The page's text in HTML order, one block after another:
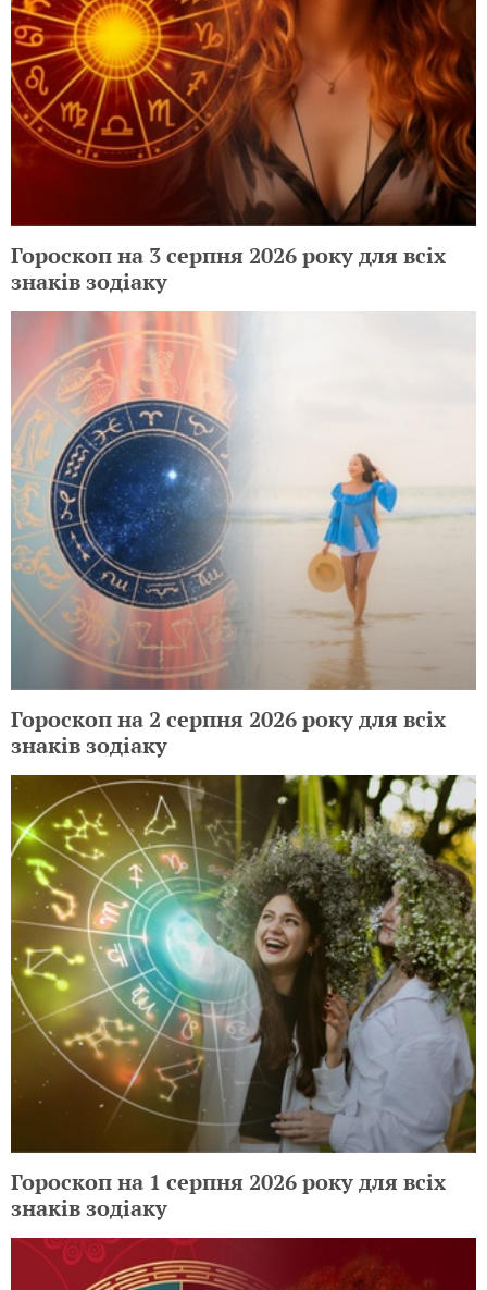
Гороскоп на 3 серпня 2026 року для всіх
знаків зодіаку
Гороскоп на 2 серпня 2026 року для всіх
знаків зодіаку
Гороскоп на 1 серпня 2026 року для всіх
знаків зодіаку